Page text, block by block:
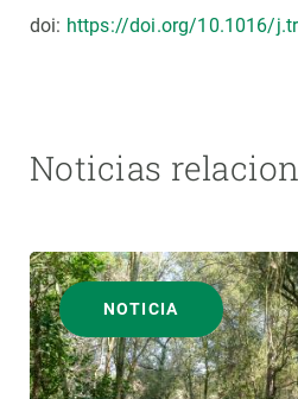
doi: https://doi.org/10.1016/
Noticias
NOTICIA